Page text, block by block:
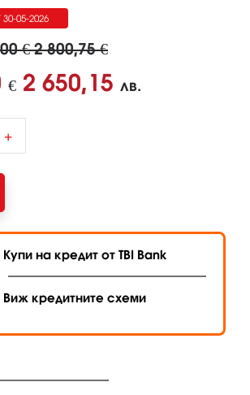
05-2026
€ 2 800,75 €
€ 2 650,15 лв.
+
Купи на кредит от TBI Bank
Виж кредитните схеми